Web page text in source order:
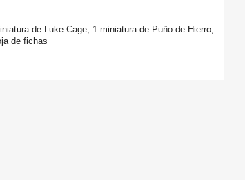
de Luke Cage, 1 miniatura de Puño de Hierro,
de fichas